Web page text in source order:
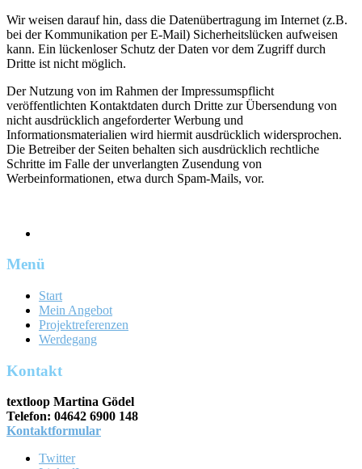
Wir weisen darauf hin, dass die Datenübertragung im Internet (z.B.
bei der Kommunikation per E-Mail) Sicherheitslücken aufweisen
kann. Ein lückenloser Schutz der Daten vor dem Zugriff durch
Dritte ist nicht möglich.
Der Nutzung von im Rahmen der Impressumspflicht
veröffentlichten Kontaktdaten durch Dritte zur Übersendung von
nicht ausdrücklich angeforderter Werbung und
Informationsmaterialien wird hiermit ausdrücklich widersprochen.
Die Betreiber der Seiten behalten sich ausdrücklich rechtliche
Schritte im Falle der unverlangten Zusendung von
Werbeinformationen, etwa durch Spam-Mails, vor.
Menü
Start
Mein Angebot
Projektreferenzen
Werdegang
Kontakt
textloop Martina Gödel
Telefon: 04642 6900 148
Kontaktformular
Twitter